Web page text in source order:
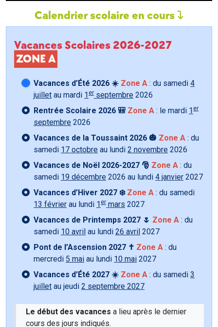
Calendrier scolaire en cours
Vacances Scolaires 2026-2027
ZONE A
Vacances d’Été 2026 ☀️ Zone A : du samedi 4
juillet au mardi 1 er septembre 2026
Rentrée Scolaire 2026 🎒 Zone A : le mardi 1 er
septembre 2026
Vacances de la Toussaint 2026 🎃 Zone A : du
samedi 17 octobre au lundi 2 novembre 2026
Vacances de Noël 2026-2027 🎅 Zone A : du
samedi 19 décembre 2026 au lundi 4 janvier 2027
Vacances d’Hiver 2027 ❄️ Zone A : du samedi
13 février au lundi 1 er mars 2027
Vacances de Printemps 2027 🌷 Zone A : du
samedi 10 avril au lundi 26 avril 2027
Pont de l’Ascension 2027 ✝️ Zone A : du
mercredi 5 mai au lundi 10 mai 2027
Vacances d’Été 2027 ☀️ Zone A : du samedi 3
juillet au jeudi 2 septembre 2027
Le début des vacances a lieu après le dernier
cours des jours indiqués.